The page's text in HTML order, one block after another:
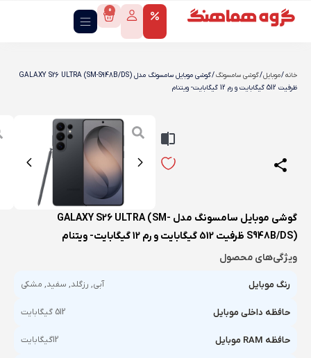
0
خانه/موبایل/گوشی سامسونگ
/ گوشی موبايل سامسونگ مدل GALAXY S26 ULTRA (SM-S948B/DS)
ظرفیت 512 گیگابایت و رم 12 گیگابایت- ویتنام
گوشی موبايل سامسونگ مدل GALAXY S26 ULTRA (SM-
S948B/DS) ظرفیت 512 گیگابایت و رم 12 گیگابایت- ویتنام
ویژگی‌های محصول
رنگ موبایل آبی, رزگلد, سفید, مشکی
حافظه داخلی موبایل 512 گیگابایت
حافظه RAM موبایل 12گیگابایت